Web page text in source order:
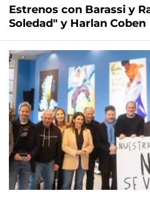
Estrenos con Barassi y
Soledad" y Harlan Coben